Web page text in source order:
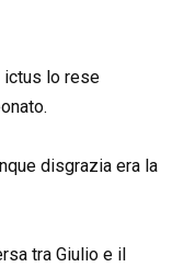
ictus lo rese
disgrazia era la
tra Giulio e il